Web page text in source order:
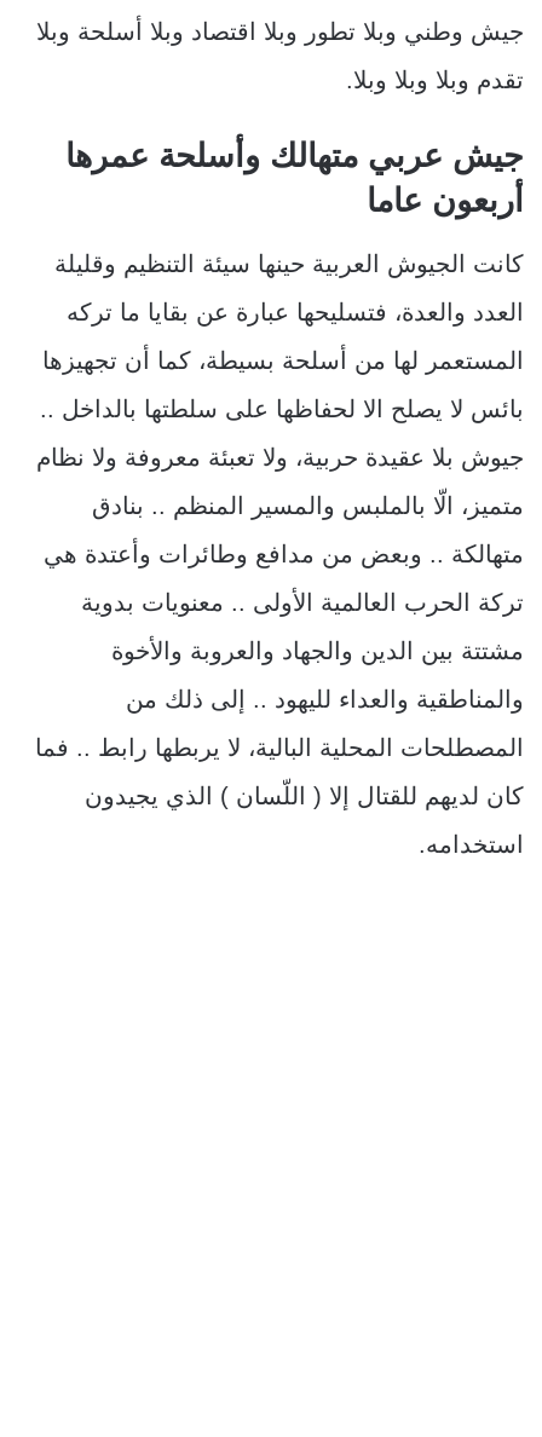
جيش وطني وبلا تطور وبلا اقتصاد وبلا أسلحة وبلا
تقدم وبلا وبلا وبلا.
جيش عربي متهالك وأسلحة عمرها
أربعون عاما
كانت الجيوش العربية حينها سيئة التنظيم وقليلة
العدد والعدة، فتسليحها عبارة عن بقايا ما تركه
المستعمر لها من أسلحة بسيطة، كما أن تجهيزها
بائس لا يصلح الا لحفاظها على سلطتها بالداخل ..
جيوش بلا عقيدة حربية، ولا تعبئة معروفة ولا نظام
متميز، الّا بالملبس والمسير المنظم .. بنادق
متهالكة .. وبعض من مدافع وطائرات وأعتدة هي
تركة الحرب العالمية الأولى .. معنويات بدوية
مشتتة بين الدين والجهاد والعروبة والأخوة
والمناطقية والعداء لليهود .. إلى ذلك من
المصطلحات المحلية البالية، لا يربطها رابط .. فما
كان لديهم للقتال إلا ( اللّسان ) الذي يجيدون
استخدامه.